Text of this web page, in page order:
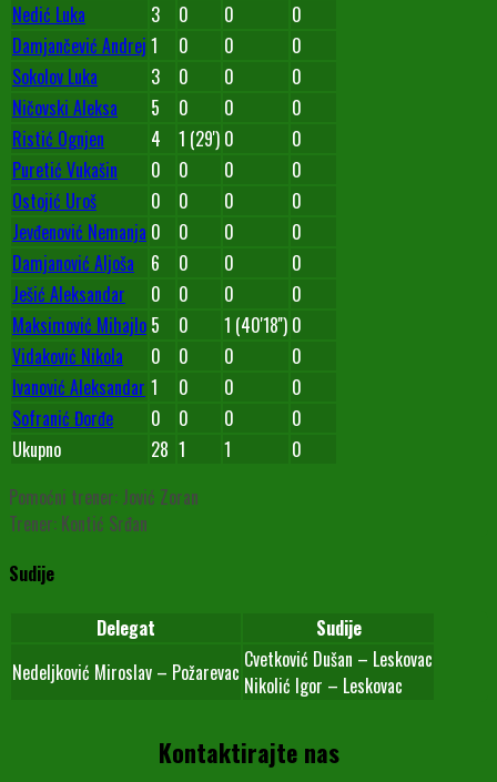
Nedić Luka
3 0 0
0
Damjančević Andrej 1 0 0
0
Sokolov Luka
3 0 0
0
Ničovski Aleksa
5 0 0
0
Ristić Ognjen
4 1 (29') 0
0
Puretić Vukašin
0 0 0
0
Ostojić Uroš
0 0 0
0
Jevđenović Nemanja 0 0 0
0
Damjanović Aljoša
6 0 0
0
Ješić Aleksandar
0 0 0
0
Maksimović Mihajlo 5 0 1 (40'18'') 0
Vidaković Nikola
0 0 0
0
Ivanović Aleksandar 1 0 0
0
Sofranić Đorđe
0 0 0
0
Ukupno
28 1 1
0
Pomoćni trener: Jović Zoran
Trener: Kontić Srđan
Sudije
Delegat
Sudije
Nedeljković Miroslav – Požarevac Cvetković Dušan – Leskovac
Nikolić Igor – Leskovac
Kontaktirajte nas